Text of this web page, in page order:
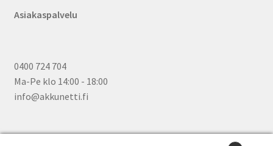
Asiakaspalvelu
0400 724 704
Ma-Pe klo 14:00 - 18:00
info@akkunetti.fi